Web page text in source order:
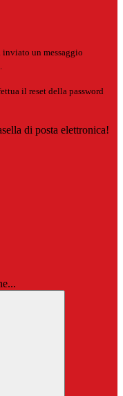
inviato un messaggio
il reset della password
di posta elettronica!